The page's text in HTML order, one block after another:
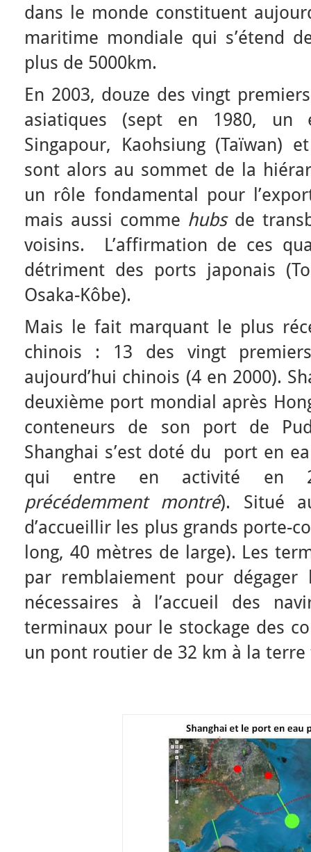
dans le monde constituent
maritime mondiale qui s’étend
plus de 5000km.
En 2003, douze des vingt
asiatiques (sept en 1980, un
Singapour, Kaohsiung (Taïwan)
sont alors au sommet de la
un rôle fondamental pour
mais aussi comme hubs de
voisins. L’affirmation de ces
détriment des ports japonais
Osaka-Kôbe).
Mais le fait marquant le plus
chinois : 13 des vingt
aujourd’hui chinois (4 en 2000).
deuxième port mondial après
conteneurs de son port de
Shanghai s’est doté du port en
qui entre en activité en
précédemment montré). Situé
d’accueillir les plus grands porte-
long, 40 mètres de large). Les
par remblaiement pour
nécessaires à l’accueil des
terminaux pour le stockage des
un pont routier de 32 km à la terre